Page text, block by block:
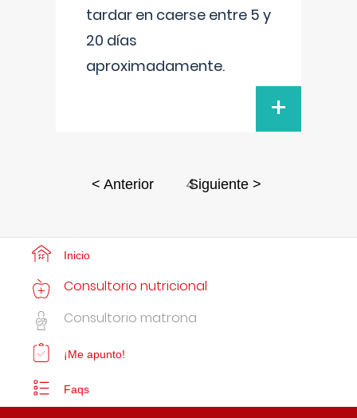
tardar en caerse entre 5 y
20 días
aproximadamente.
+
< Anterior 4
Siguiente >
Inicio
Consultorio nutricional
Consultorio matrona
¡Me apunto!
Faqs